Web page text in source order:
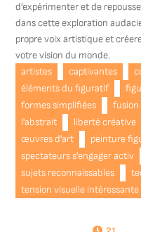
d’expérimenter et de
dans cette exploration
propre voix artistique et
votre vision du monde.
artistes
captivantes
éléments du figuratif
formes simplifiées
fusion
l'abstrait
liberté créative
œuvres d'art
peinture
spectateurs s'engager activ
sujets reconnaissables
tension visuelle intéressante